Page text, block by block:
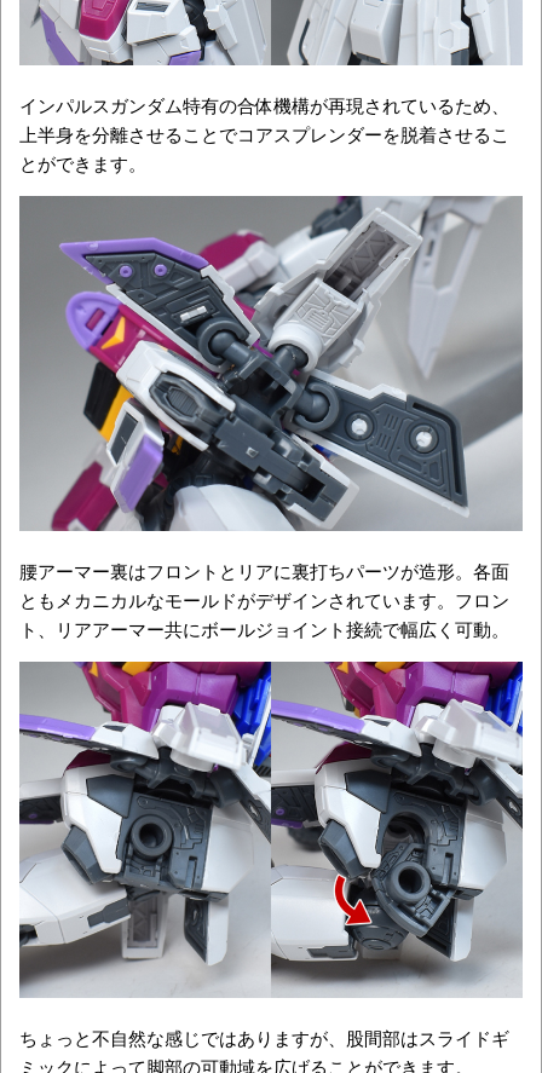
インパルスガンダム特有の合体機構が再現されているため、
上半身を分離させることでコアスプレンダーを脱着させるこ
とができます。
腰アーマー裏はフロントとリアに裏打ちパーツが造形。各面
ともメカニカルなモールドがデザインされています。フロン
ト、リアアーマー共にボールジョイント接続で幅広く可動。
ちょっと不自然な感じではありますが、股間部はスライドギ
ミックによって脚部の可動域を広げることができます。